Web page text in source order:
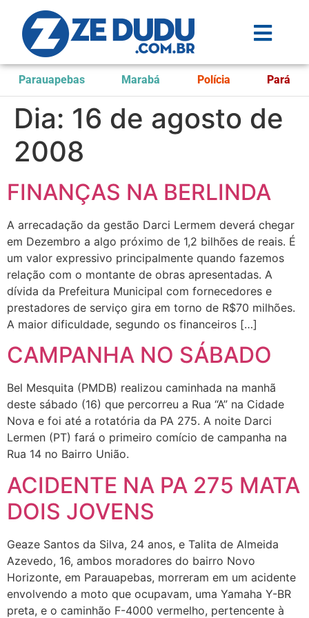
Parauapebas Marabá Polícia Pará
Dia: 16 de agosto de
2008
FINANÇAS NA BERLINDA
A arrecadação da gestão Darci Lermem deverá chegar
em Dezembro a algo próximo de 1,2 bilhões de reais. É
um valor expressivo principalmente quando fazemos
relação com o montante de obras apresentadas. A
dívida da Prefeitura Municipal com fornecedores e
prestadores de serviço gira em torno de R$70 milhões.
A maior dificuldade, segundo os financeiros […]
CAMPANHA NO SÁBADO
Bel Mesquita (PMDB) realizou caminhada na manhã
deste sábado (16) que percorreu a Rua “A” na Cidade
Nova e foi até a rotatória da PA 275. A noite Darci
Lermen (PT) fará o primeiro comício de campanha na
Rua 14 no Bairro União.
ACIDENTE NA PA 275 MATA
DOIS JOVENS
Geaze Santos da Silva, 24 anos, e Talita de Almeida
Azevedo, 16, ambos moradores do bairro Novo
Horizonte, em Parauapebas, morreram em um acidente
envolvendo a moto que ocupavam, uma Yamaha Y-BR
preta, e o caminhão F-4000 vermelho, pertencente à